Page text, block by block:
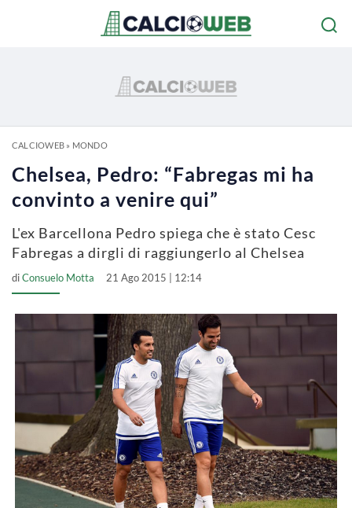
CALCIOWEB» MONDO
Chelsea, Pedro: “Fabregas mi ha
convinto a venire qui”
L'ex Barcellona Pedro spiega che è stato Cesc
Fabregas a dirgli di raggiungerlo al Chelsea
diConsuelo Motta 21 Ago 2015 | 12:14